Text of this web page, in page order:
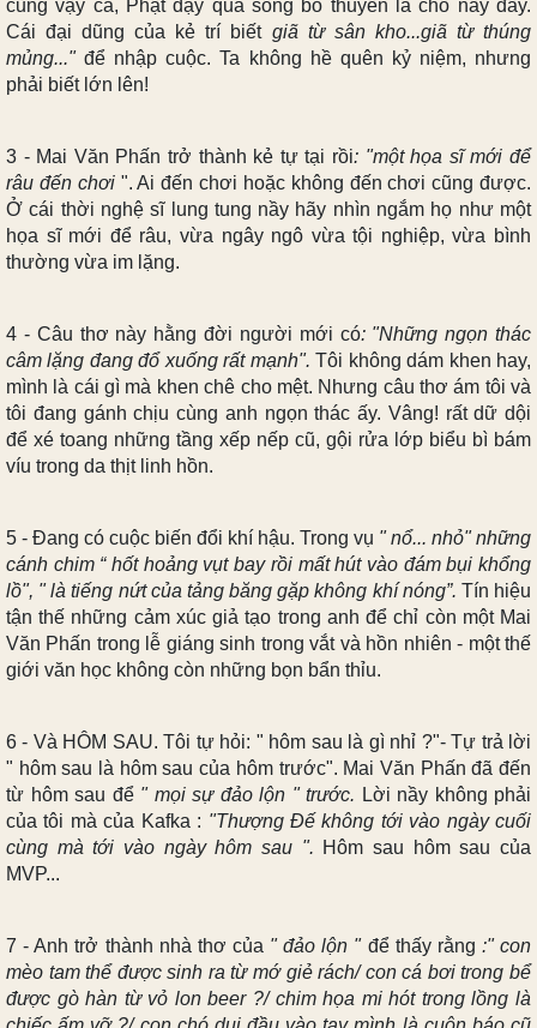
cũng vậy cả, Phật dạy qua sông bỏ thuyền là chỗ nầy đây.
Cái đại dũng của kẻ trí biết giã từ sân kho...giã từ thúng
mủng..."để nhập cuộc. Ta không hề quên kỷ niệm, nhưng
phải biết lớn lên!
3 - Mai Văn Phấn trở thành kẻ tự tại rồi: "một họa sĩ mới để
râu đến chơi". Ai đến chơi hoặc không đến chơi cũng được.
Ở cái thời nghệ sĩ lung tung nầy hãy nhìn ngắm họ như một
họa sĩ mới để râu, vừa ngây ngô vừa tội nghiệp, vừa bình
thường vừa im lặng.
4 - Câu thơ này hằng đời người mới có: "Những ngọn thác
câm lặng đang đổ xuống rất mạnh". Tôi không dám khen hay,
mình là cái gì mà khen chê cho mệt. Nhưng câu thơ ám tôi và
tôi đang gánh chịu cùng anh ngọn thác ấy. Vâng! rất dữ dội
để xé toang những tầng xếp nếp cũ, gội rửa lớp biểu bì bám
víu trong da thịt linh hồn.
5 - Đang có cuộc biến đổi khí hậu. Trong vụ " nổ... nhỏ" những
cánh chim “ hốt hoảng vụt bay rồi mất hút vào đám bụi khổng
lồ", " là tiếng nứt của tảng băng gặp không khí nóng”. Tín hiệu
tận thế những cảm xúc giả tạo trong anh để chỉ còn một Mai
Văn Phấn trong lễ giáng sinh trong vắt và hồn nhiên - một thế
giới văn học không còn những bọn bẩn thỉu.
6 - Và HÔM SAU. Tôi tự hỏi: " hôm sau là gì nhỉ ?"- Tự trả lời
" hôm sau là hôm sau của hôm trước". Mai Văn Phấn đã đến
từ hôm sau để " mọi sự đảo lộn " trước. Lời nầy không phải
của tôi mà của Kafka : "Thượng Đế không tới vào ngày cuối
cùng mà tới vào ngày hôm sau ". Hôm sau hôm sau của
MVP...
7 - Anh trở thành nhà thơ của " đảo lộn "để thấy rằng :" con
mèo tam thể được sinh ra từ mớ giẻ rách/ con cá bơi trong bể
được gò hàn từ vỏ lon beer ?/ chim họa mi hót trong lồng là